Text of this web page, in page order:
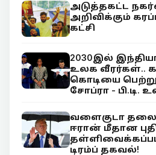
அடுத்தகட்ட
அறிவிக்கும்
கட்சி
2030இல்
உலக வீரர்கள்..
கொடியை
சோப்ரா - பி.டி.
வளைகுடா
ஈரான் மீதான
டிரம்ப் தகவல்!